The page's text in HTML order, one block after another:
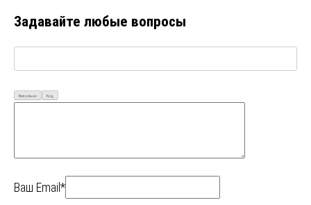
Задавайте любые вопросы
Визуально Код
Ваш Email*